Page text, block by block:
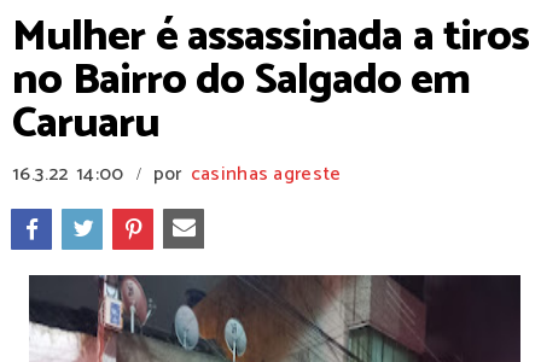
Mulher é assassinada a tiros
no Bairro do Salgado em
Caruaru
16.3.22 14:00 / por casinhas agreste